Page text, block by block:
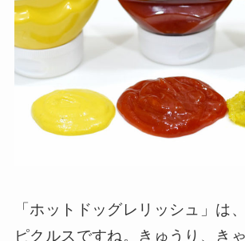
「ホットドッグレリッシュ」は
ピクルスですね。きゅうり、き